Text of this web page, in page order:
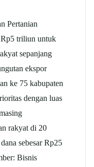
Pertanian
triliun untuk
sepanjang
ekspor
ke 75 kabupaten
dengan luas
rakyat di 20
sebesar Rp25
Bisnis